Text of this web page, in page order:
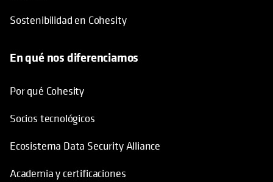
Sostenibilidad en Cohesity
En qué nos diferenciamos
Por qué Cohesity
Socios tecnológicos
Ecosistema Data Security Alliance
Academia y certificaciones